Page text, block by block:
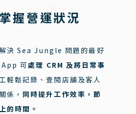
握營運狀況
決 Sea Jungle 問題的最好
App 可處理 CRM 及將日常事
輕鬆記錄、查閱店舖及客人
係， 同時提升工作效率，節
的時間。